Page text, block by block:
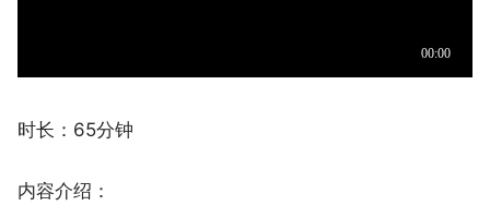
时长：65分钟
内容介绍：